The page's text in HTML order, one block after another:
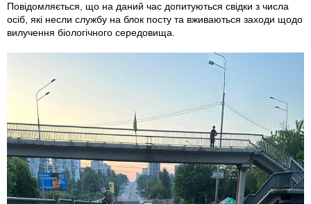
Повідомляється, що на даний час допитуються свідки з числа
осіб, які несли службу на блок посту та вживаються заходи щодо
вилучення біологічного середовища.